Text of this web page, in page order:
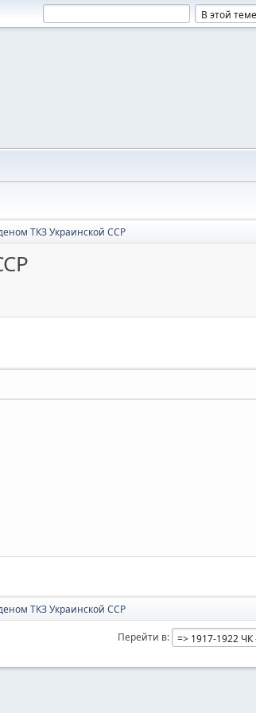
ТКЗ Украинской ССР
ТКЗ Украинской ССР
Перейти в